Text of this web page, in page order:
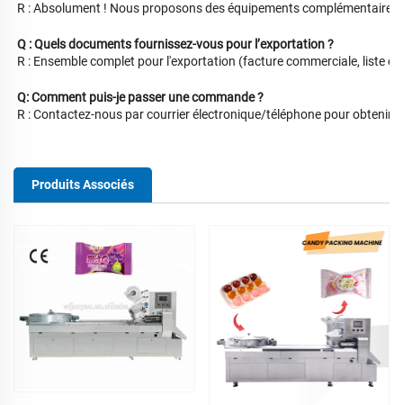
R : Absolument ! Nous proposons des équipements complémentaires
Q : Quels documents fournissez-vous pour l’exportation ?
R : Ensemble complet pour l'exportation (facture commerciale, liste
Q: Comment puis-je passer une commande ?
R : Contactez-nous par courrier électronique/téléphone pour obtenir
Produits Associés